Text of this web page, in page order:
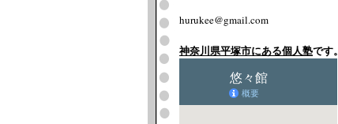
hurukee@gmail.com
神奈川県平塚市にある個人塾です。